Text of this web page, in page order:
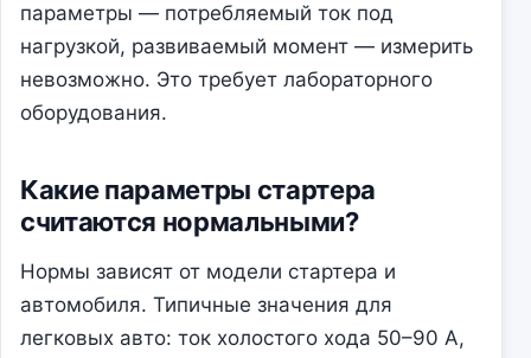
параметры — потребляемый ток под
нагрузкой, развиваемый момент — измерить
невозможно. Это требует лабораторного
оборудования.
Какие параметры стартера
считаются нормальными?
Нормы зависят от модели стартера и
автомобиля. Типичные значения для
легковых авто: ток холостого хода 50–90 А,